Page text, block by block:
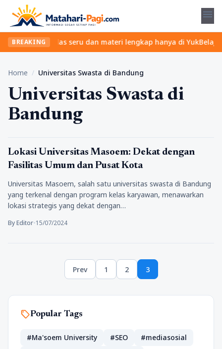
menu
BREAKINGkelas seru dan materi lengkap hanya di
Home / Universitas Swasta di Bandung
Universitas Swasta di
Bandung
Pendidikan
Lokasi Universitas Masoem: Dekat dengan
Fasilitas Umum dan Pusat Kota
Universitas Masoem, salah satu universitas swasta di Bandung
yang terkenal dengan program kelas karyawan, menawarkan
lokasi strategis yang dekat dengan…
By Editor•15/07/2024
Prev Page
1 Page
2 Page
3
sellPopular Tags
#Ma'soem University #SEO
#mediasosial